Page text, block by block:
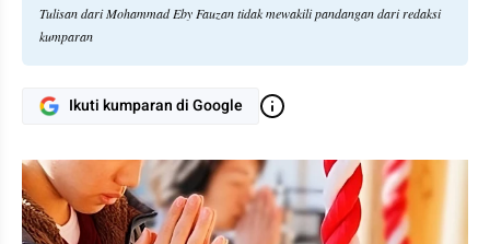
Tulisan dari Mohammad Eby Fauzan tidak mewakili pandangan dari redaksi
kumparan
Ikuti kumparan di Google